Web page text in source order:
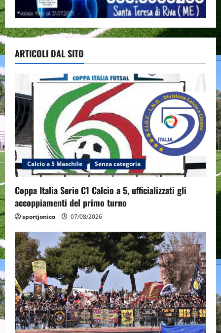
ARTICOLI DAL SITO
Calcio a 5 Maschile Senza categoria
Coppa Italia Serie C1 Calcio a 5, ufficializzati gli
accoppiamenti del primo turno
sportjonico 07/08/2026